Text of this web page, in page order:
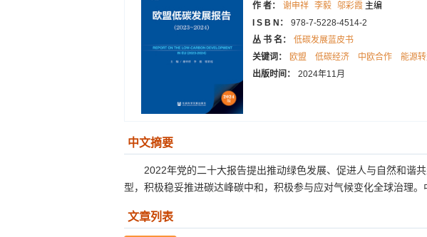
作 者：
谢申祥 李毅 邬彩霞 主编
I S B N：
978-7-5228-4514-2
丛 书 名：
低碳发展蓝皮书
关键词：
欧盟 低碳经济 中欧合作
能源
出版时间：
2024年11月
中文摘要
2022年党的二十大报告提出推动绿色发展、促进人与自然和谐
型，积极稳妥推进碳达峰碳中和，积极参与应对气候变化全球治理。
文章列表